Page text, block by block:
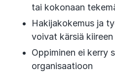
tai kokonaan
Hakijakokemus ja
voivat kärsiä kiireen
Oppiminen ei kerry
organisaatioon